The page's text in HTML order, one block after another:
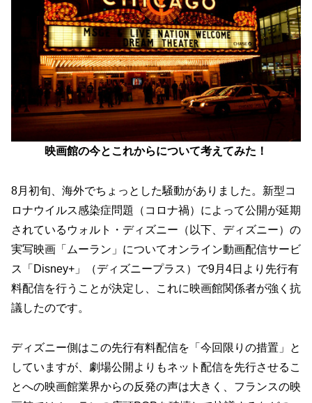
映画館の今とこれからについて考えてみた！
8月初旬、海外でちょっとした騒動がありました。新型コ
ロナウイルス感染症問題（コロナ禍）によって公開が延期
されているウォルト・ディズニー（以下、ディズニー）の
実写映画「ムーラン」についてオンライン動画配信サービ
ス「Disney+」（ディズニープラス）で9月4日より先行有
料配信を行うことが決定し、これに映画館関係者が強く抗
議したのです。
ディズニー側はこの先行有料配信を「今回限りの措置」と
していますが、劇場公開よりもネット配信を先行させるこ
とへの映画館業界からの反発の声は大きく、フランスの映